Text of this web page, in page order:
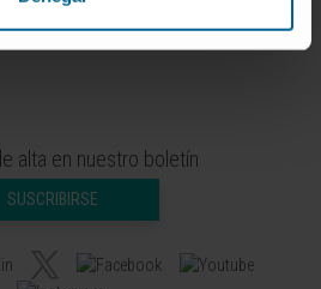
alta en nuestro boletín
SUSCRIBIRSE